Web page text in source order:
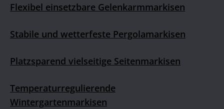
Flexibel einsetzbare Gelenkarmmarkisen
Stabile und wetterfeste Pergolamarkisen
Platzsparend vielseitige Seitenmarkisen
Temperaturregulierende
Wintergartenmarkisen